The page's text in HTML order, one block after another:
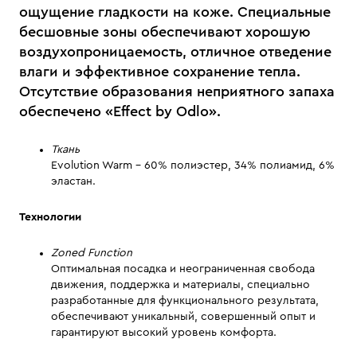
ощущение гладкости на коже. Специальные
бесшовные зоны обеспечивают хорошую
воздухопроницаемость, отличное отведение
влаги и эффективное сохранение тепла.
Отсутствие образования неприятного запаха
обеспечено «Effect by Odlo».
Ткань
Evolution Warm - 60% полиэстер, 34% полиамид, 6%
эластан.
Технологии
Zoned Function
Оптимальная посадка и неограниченная свобода
движения, поддержка и материалы, специально
разработанные для функционального результата,
обеспечивают уникальный, совершенный опыт и
гарантируют высокий уровень комфорта.